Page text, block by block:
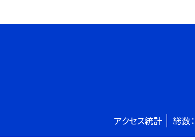
アクセス統計 総数：